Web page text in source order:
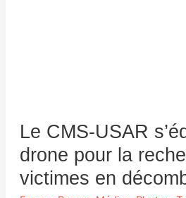
Le CMS-USAR
drone pour la
victimes en